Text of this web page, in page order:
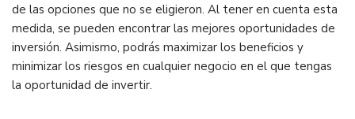
de las opciones que no se eligieron. Al tener en cuenta esta
medida, se pueden encontrar las mejores oportunidades de
inversión. Asimismo, podrás maximizar los beneficios y
minimizar los riesgos en cualquier negocio en el que tengas
la oportunidad de invertir.